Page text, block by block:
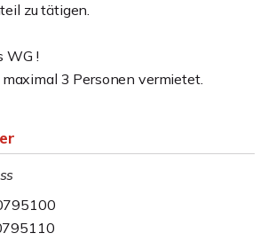
zu tätigen.
WG !
3 Personen vermietet.